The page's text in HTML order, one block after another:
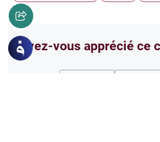
Avez-vous apprécié ce